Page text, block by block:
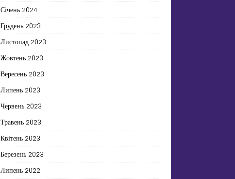
Січень 2024
Грудень 2023
Листопад 2023
Жовтень 2023
Вересень 2023
Липень 2023
Червень 2023
Травень 2023
Квітень 2023
Березень 2023
Липень 2022